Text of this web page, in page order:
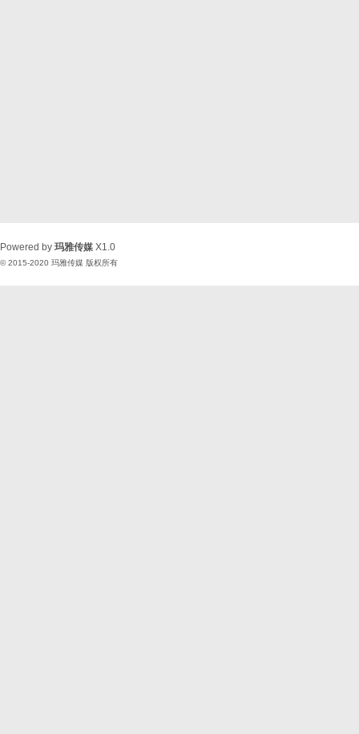
Powered by 玛雅传媒 X1.0
© 2015-2020 玛雅传媒 版权所有